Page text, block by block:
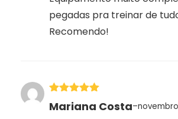
pegadas pra treinar de
Recomendo!
Avaliação
de 5
Mariana Costa–novembro